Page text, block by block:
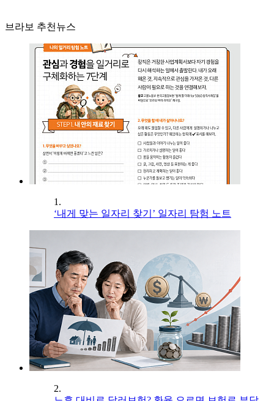
브라보 추천뉴스
1.
‘내게 맞는 일자리 찾기’ 일자리 탐험 노트
2.